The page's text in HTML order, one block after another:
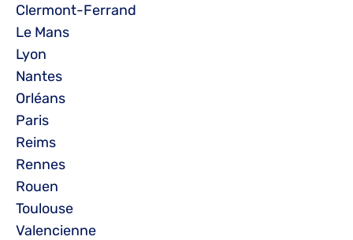
Clermont-Ferrand
Le Mans
Lyon
Nantes
Orléans
Paris
Reims
Rennes
Rouen
Toulouse
Valencienne